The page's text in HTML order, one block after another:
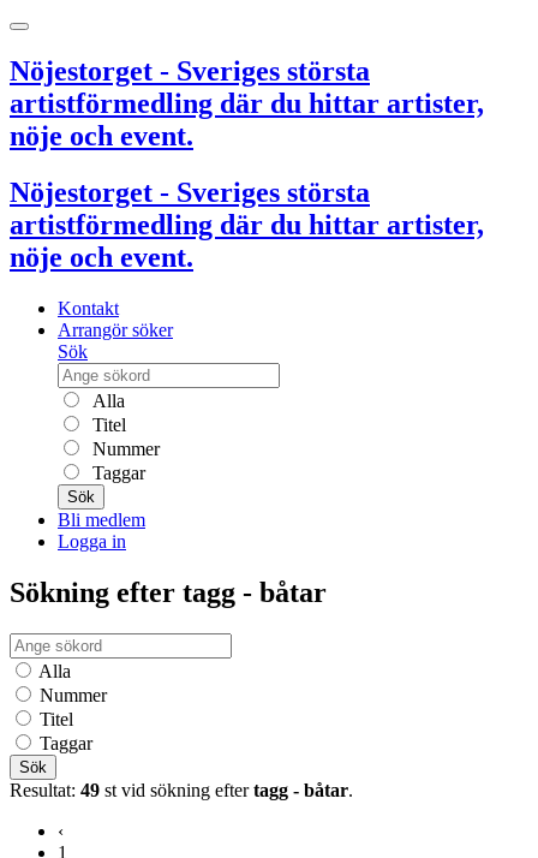
Nöjestorget - Sveriges största
artistförmedling där du hittar artister,
nöje och event.
Nöjestorget - Sveriges största
artistförmedling där du hittar artister,
nöje och event.
Kontakt
Arrangör söker
Sök
Alla
Titel
Nummer
Taggar
Sök
Bli medlem
Logga in
Sökning efter tagg - båtar
Alla
Nummer
Titel
Taggar
Sök
Resultat: 49 st vid sökning eftertagg - båtar.
‹
1